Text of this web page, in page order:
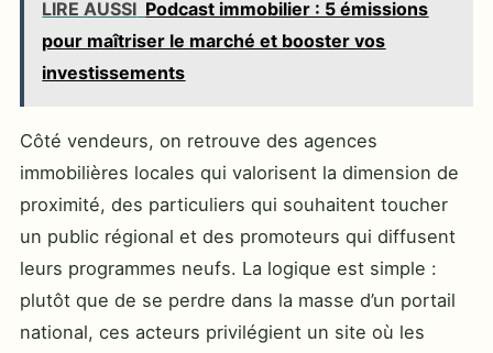
LIRE AUSSI Podcast immobilier : 5 émissions
pour maîtriser le marché et booster vos
investissements
Côté vendeurs, on retrouve des agences
immobilières locales qui valorisent la dimension de
proximité, des particuliers qui souhaitent toucher
un public régional et des promoteurs qui diffusent
leurs programmes neufs. La logique est simple :
plutôt que de se perdre dans la masse d’un portail
national, ces acteurs privilégient un site où les